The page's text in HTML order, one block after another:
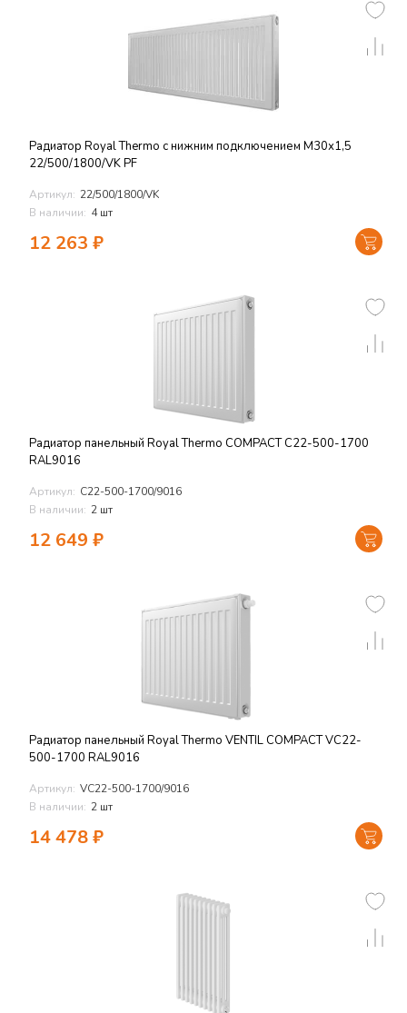
Радиатор Royal Thermo с нижним подключением М30х1,5
22/500/1800/VK PF
Артикул: 22/500/1800/VK
В наличии: 4 шт
12 263 ₽
Радиатор панельный Royal Thermo COMPACT C22-500-1700
RAL9016
Артикул: C22-500-1700/9016
В наличии: 2 шт
12 649 ₽
Радиатор панельный Royal Thermo VENTIL COMPACT VC22-
500-1700 RAL9016
Артикул: VC22-500-1700/9016
В наличии: 2 шт
14 478₽